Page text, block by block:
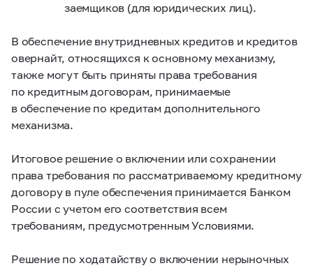
заемщиков (для юридических лиц).
В обеспечение внутридневных кредитов и кредитов
овернайт, относящихся к основному механизму,
также могут быть приняты права требования
по кредитным договорам, принимаемые
в обеспечение по кредитам дополнительного
механизма.
Итоговое решение о включении или сохранении
права требования по рассматриваемому кредитному
договору в пуле обеспечения принимается Банком
России с учетом его соответствия всем
требованиям, предусмотренным Условиями.
Решение по ходатайству о включении нерыночных